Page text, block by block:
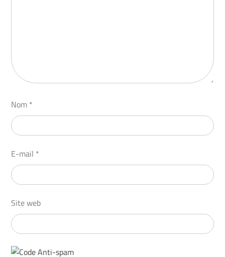
Nom *
E-mail *
Site web